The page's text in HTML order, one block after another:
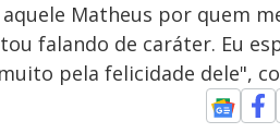
Matheus por quem
falando de caráter. Eu
pela felicidade dele",